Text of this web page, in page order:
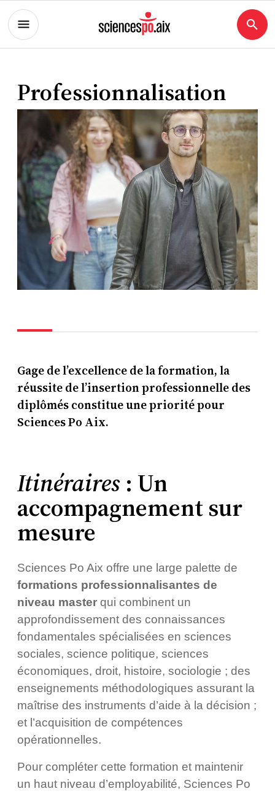
Professionnalisation
Gage de l’excellence de la formation, la
réussite de l’insertion professionnelle des
diplômés constitue une priorité pour
Sciences Po Aix.
Itinéraires : Un
accompagnement sur
mesure
Sciences Po Aix offre une large palette de
formations professionnalisantes de
niveau master qui combinent un
approfondissement des connaissances
fondamentales spécialisées en sciences
sociales, science politique, sciences
économiques, droit, histoire, sociologie ; des
enseignements méthodologiques assurant la
maîtrise des instruments d’aide à la décision ;
et l’acquisition de compétences
opérationnelles.
Pour compléter cette formation et maintenir
un haut niveau d’employabilité, Sciences Po